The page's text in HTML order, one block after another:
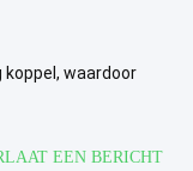
waardoor
EEN BERICHT